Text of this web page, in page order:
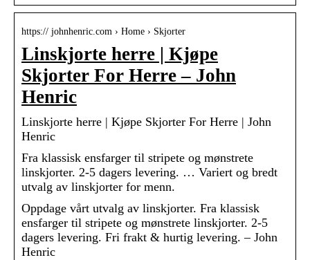
https:// johnhenric.com › Home › Skjorter
Linskjorte herre | Kjøpe
Skjorter For Herre – John
Henric
Linskjorte herre | Kjøpe Skjorter For Herre | John
Henric
Fra klassisk ensfarger til stripete og mønstrete
linskjorter. 2-5 dagers levering. … Variert og bredt
utvalg av linskjorter for menn.
Oppdage vårt utvalg av linskjorter. Fra klassisk
ensfarger til stripete og mønstrete linskjorter. 2-5
dagers levering. Fri frakt & hurtig levering. – John
Henric